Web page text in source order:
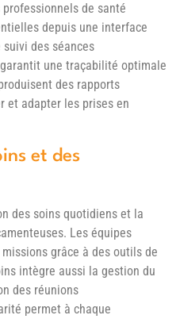
de santé
depuis une interface
des séances
une traçabilité optimale
des rapports
et adapter les prises en
et des
des soins quotidiens et la
Les équipes
grâce à des outils de
intègre aussi la gestion du
des réunions
permet à chaque